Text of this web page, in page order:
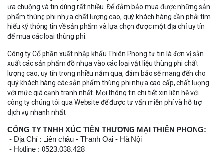
ưa chuộng và tin dùng rất nhiều. Để đảm bảo mua được những sản
phẩm thùng phi nhựa chất lượng cao, quý khách hàng cần phải tìm
hiểu kỹ thông tin về sản phẩm và lựa chọn được một địa chỉ uy tín
để mua các loại thùng phi.
Công ty Cổ phần xuất nhập khẩu Thiên Phong tự tin là đơn vị sản
xuất các sản phẩm đồ nhựa vào các loại vật liệu thùng phi chất
lượng cao, uy tín trong nhiều năm qua, đảm bảo sẽ mang đến cho
quý khách hàng các sản phẩm thùng phi nhựa cao cấp, chất lượng
với mức giá cạnh tranh nhất. Mọi thông tin chi tiết xin liên hệ với
công ty chúng tôi qua Website để được tư vấn miễn phí và hỗ trợ
dịch vụ nhanh nhất.
CÔNG TY TNHH XÚC TIẾN THƯƠNG MẠI THIÊN PHONG:
- Địa Chỉ : Liên châu - Thanh Oai - Hà Nội
- Hotline : 0523.038.428